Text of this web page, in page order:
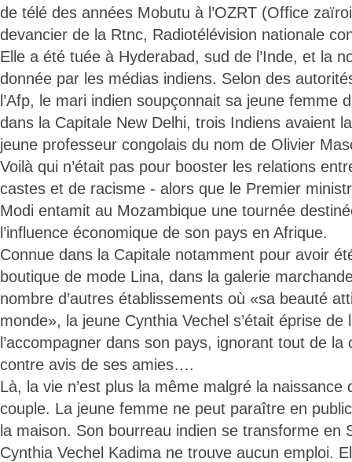
de télé des années Mobutu à l’OZRT (Office
devancier de la Rtnc, Radiotélévision nationale
Elle a été tuée à Hyderabad, sud de l’Inde, et la
donnée par les médias indiens. Selon des
l’Afp, le mari indien soupçonnait sa jeune femme
dans la Capitale New Delhi, trois Indiens avaient
jeune professeur congolais du nom de Olivier
Voilà qui n’était pas pour booster les relations
castes et de racisme - alors que le Premier
Modi entamit au Mozambique une tournée
l’influence économique de son pays en Afrique.
Connue dans la Capitale notamment pour avoir
boutique de mode Lina, dans la galerie
nombre d’autres établissements où «sa beauté
monde», la jeune Cynthia Vechel s’était éprise de
l’accompagner dans son pays, ignorant tout de la
contre avis de ses amies….
Là, la vie n’est plus la même malgré la naissance
couple. La jeune femme ne peut paraître en
la maison. Son bourreau indien se transforme en
Cynthia Vechel Kadima ne trouve aucun emploi.